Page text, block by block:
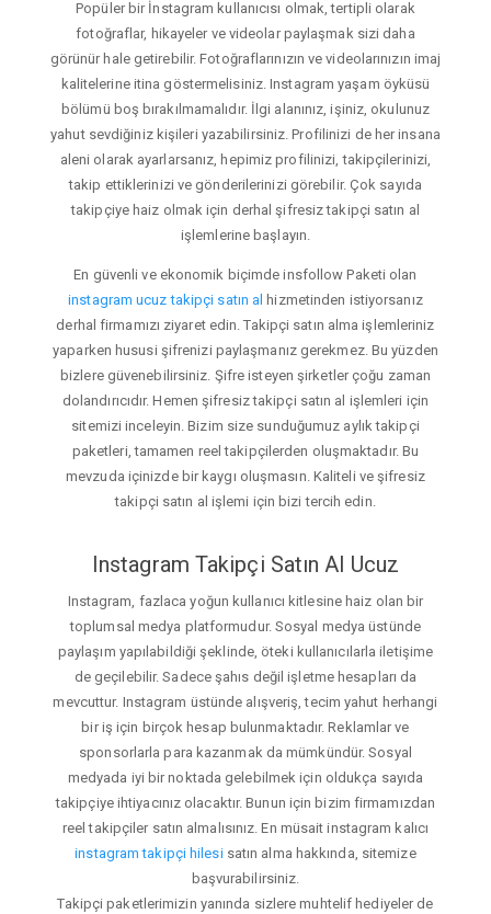
Popüler bir İnstagram kullanıcısı olmak, tertipli olarak
fotoğraflar, hikayeler ve videolar paylaşmak sizi daha
görünür hale getirebilir. Fotoğraflarınızın ve videolarınızın imaj
kalitelerine itina göstermelisiniz. Instagram yaşam öyküsü
bölümü boş bırakılmamalıdır. İlgi alanınız, işiniz, okulunuz
yahut sevdiğiniz kişileri yazabilirsiniz. Profilinizi de her insana
aleni olarak ayarlarsanız, hepimiz profilinizi, takipçilerinizi,
takip ettiklerinizi ve gönderilerinizi görebilir. Çok sayıda
takipçiye haiz olmak için derhal şifresiz takipçi satın al
işlemlerine başlayın.
En güvenli ve ekonomik biçimde insfollow Paketi olan
instagram ucuz takipçi satın al hizmetinden istiyorsanız
derhal firmamızı ziyaret edin. Takipçi satın alma işlemleriniz
yaparken hususi şifrenizi paylaşmanız gerekmez. Bu yüzden
bizlere güvenebilirsiniz. Şifre isteyen şirketler çoğu zaman
dolandırıcıdır. Hemen şifresiz takipçi satın al işlemleri için
sitemizi inceleyin. Bizim size sunduğumuz aylık takipçi
paketleri, tamamen reel takipçilerden oluşmaktadır. Bu
mevzuda içinizde bir kaygı oluşmasın. Kaliteli ve şifresiz
takipçi satın al işlemi için bizi tercih edin.
Instagram Takipçi Satın Al Ucuz
Instagram, fazlaca yoğun kullanıcı kitlesine haiz olan bir
toplumsal medya platformudur. Sosyal medya üstünde
paylaşım yapılabildiği şeklinde, öteki kullanıcılarla iletişime
de geçilebilir. Sadece şahıs değil işletme hesapları da
mevcuttur. Instagram üstünde alışveriş, tecim yahut herhangi
bir iş için birçok hesap bulunmaktadır. Reklamlar ve
sponsorlarla para kazanmak da mümkündür. Sosyal
medyada iyi bir noktada gelebilmek için oldukça sayıda
takipçiye ihtiyacınız olacaktır. Bunun için bizim firmamızdan
reel takipçiler satın almalısınız. En müsait instagram kalıcı
instagram takipçi hilesisatın alma hakkında, sitemize
başvurabilirsiniz.
Takipçi paketlerimizin yanında sizlere muhtelif hediyeler de